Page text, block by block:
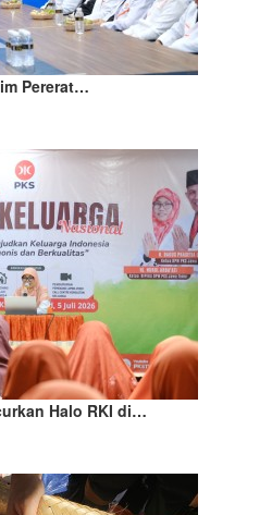
Pererat…
Halo RKI di…